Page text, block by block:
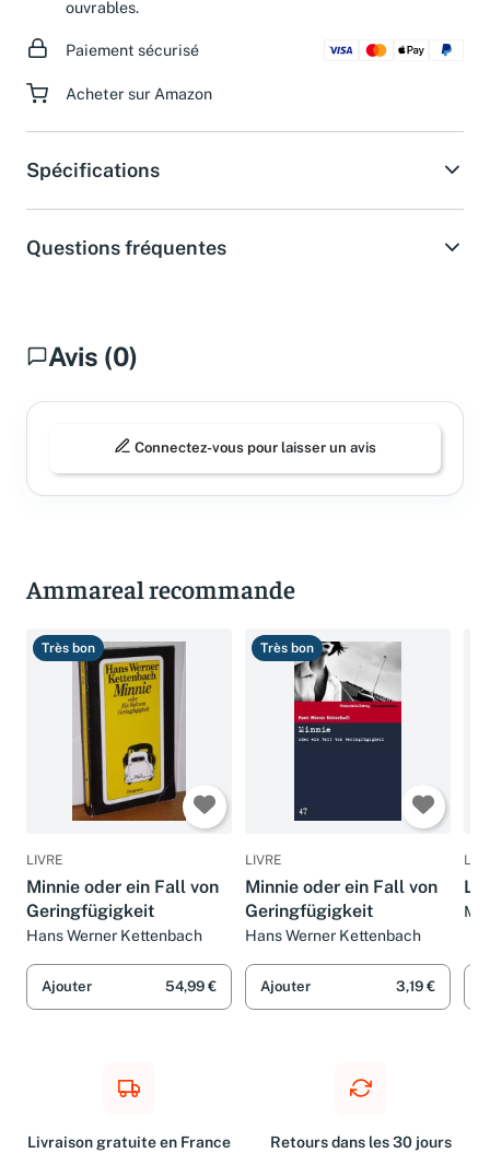
ouvrables.
Paiement sécurisé
Acheter sur Amazon
Spécifications
Questions fréquentes
Avis (0)
Connectez-vous pour laisser un avis
Ammareal recommande
Très bon
LIVRE
Minnie oder ein Fall von
Geringfügigkeit
Hans Werner Kettenbach
Ajouter 54,99 €
Très bon
LIVRE
Minnie oder ein Fall von
Geringfügigkeit
Hans Werner Kettenbach
Ajouter 3,19 €
Le
Livraison gratuite en France
Retours dans les 30 jours